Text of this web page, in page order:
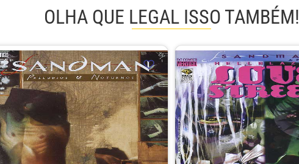
OLHA QUE LEGAL ISSO TAMBÉM!